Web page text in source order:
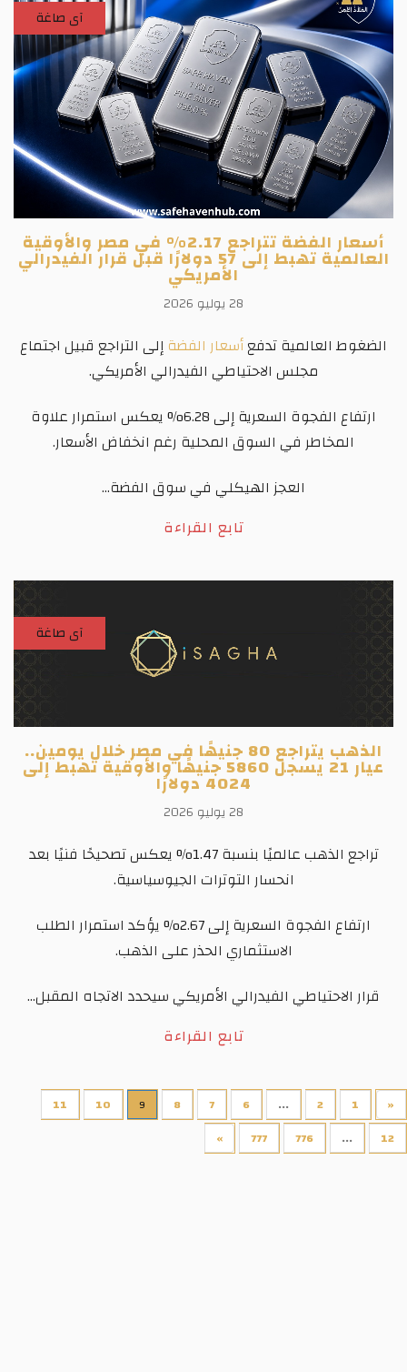
آى صاغة
أسعار الفضة تتراجع 2.17% في مصر والأوقية
العالمية تهبط إلى 57 دولارًا قبل قرار الفيدرالي
الأمريكي
28 يوليو 2026
الضغوط العالمية تدفعأسعار الفضة إلى التراجع قبيل اجتماع
مجلس الاحتياطي الفيدرالي الأمريكي.
ارتفاع الفجوة السعرية إلى 6.28% يعكس استمرار علاوة
المخاطر في السوق المحلية رغم انخفاض الأسعار.
العجز الهيكلي في سوق الفضة...
تابع القراءة
آى صاغة
الذهب يتراجع 80 جنيهًا في مصر خلال يومين..
عيار 21 يسجل 5860 جنيهًا والأوقية تهبط إلى
4024 دولارًا
28 يوليو 2026
تراجع الذهب عالميًا بنسبة 1.47% يعكس تصحيحًا فنيًا بعد
انحسار التوترات الجيوسياسية.
ارتفاع الفجوة السعرية إلى 2.67% يؤكد استمرار الطلب
الاستثماري الحذر على الذهب.
قرار الاحتياطي الفيدرالي الأمريكي سيحدد الاتجاه المقبل...
تابع القراءة
«
1
2
...
6
7
8
9
10
11
12
...
776
777
»